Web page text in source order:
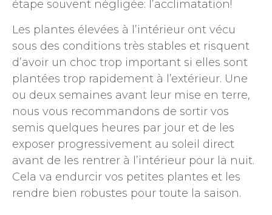
étape souvent négligée: l’acclimatation!
Les plantes élevées à l’intérieur ont vécu
sous des conditions très stables et risquent
d’avoir un choc trop important si elles sont
plantées trop rapidement à l’extérieur. Une
ou deux semaines avant leur mise en terre,
nous vous recommandons de sortir vos
semis quelques heures par jour et de les
exposer progressivement au soleil direct
avant de les rentrer à l’intérieur pour la nuit.
Cela va endurcir vos petites plantes et les
rendre bien robustes pour toute la saison.